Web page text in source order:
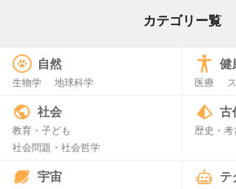
カテゴリー覧
自然
生物学 地球科学
健
医療
社会
教育・子ども
社会問題・社会哲学
古
歴史・考
宇宙 テ